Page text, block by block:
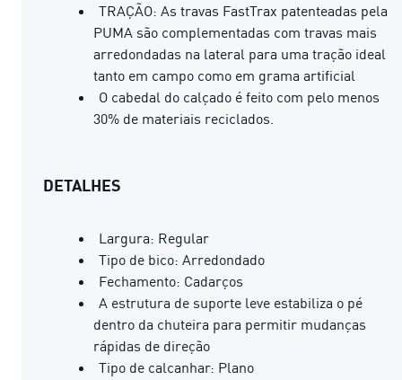
TRAÇÃO: As travas FastTrax patenteadas pela
PUMA são complementadas com travas mais
arredondadas na lateral para uma tração ideal
tanto em campo como em grama artificial
O cabedal do calçado é feito com pelo menos
30% de materiais reciclados.
DETALHES
Largura: Regular
Tipo de bico: Arredondado
Fechamento: Cadarços
A estrutura de suporte leve estabiliza o pé
dentro da chuteira para permitir mudanças
rápidas de direção
Tipo de calcanhar: Plano